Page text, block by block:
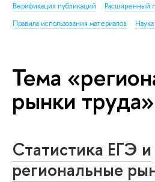
Верификация публикаций
Расширенный
Правила использования материалов
Тема
рынки труда»
Статистика ЕГЭ и
региональные